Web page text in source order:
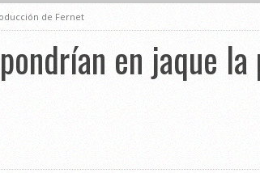
de Fernet
en jaque